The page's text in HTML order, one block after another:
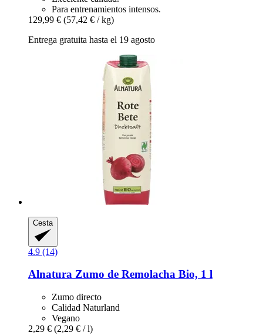
Para entrenamientos intensos.
129,99 € (57,42 € / kg)
Entrega gratuita hasta el 19 agosto
Cesta
4.9 (14)
Alnatura Zumo de Remolacha Bio, 1 l
Zumo directo
Calidad Naturland
Vegano
2,29 € (2,29 € / l)